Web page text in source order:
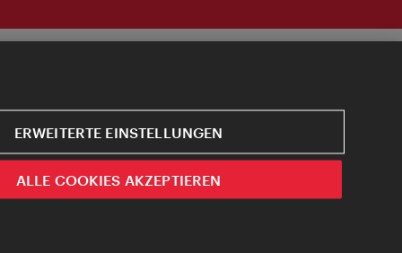
ERWEITERTE EINSTELLUNGEN
ALLE COOKIES AKZEPTIEREN